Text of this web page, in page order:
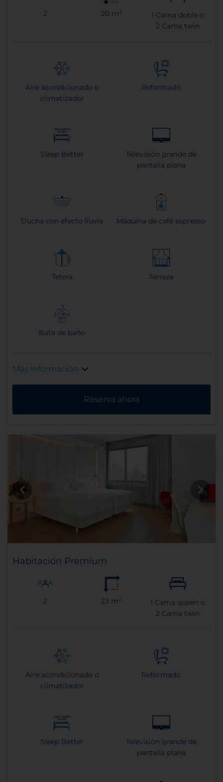
2 20 m² 1 Cama doble o
2 Cama twin
Aire acondicionado o
climatizador
Reformado
Sleep Better
Televisión grande de
pantalla plana
Ducha con efecto lluvia Máquina de café espresso
Tetera Terraza
Bata de baño
Más información
Reserva ahora
Habitación Premium
2 23 m² 1 Cama queen o
2 Cama twin
Aire acondicionado o
climatizador
Reformado
Sleep Better
Televisión grande de
pantalla plana